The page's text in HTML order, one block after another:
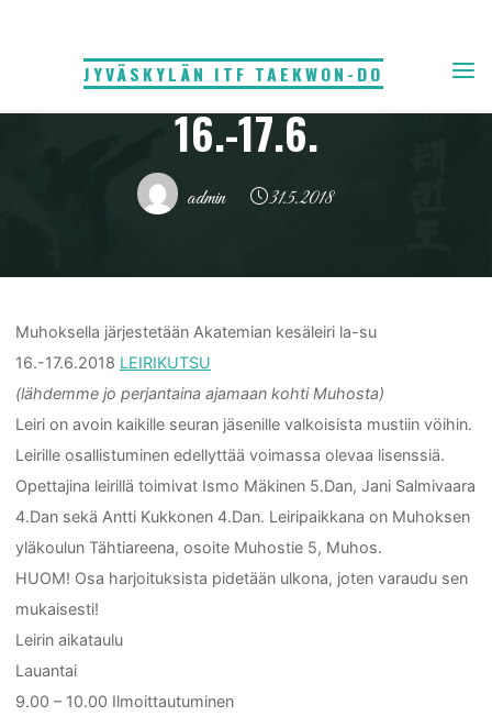
JYVÄSKYLÄN ITF TAEKWON-DO
MUHOKSEN KESÄLEIRI
16.-17.6.
admin 31.5.2018
Muhoksella järjestetään Akatemian kesäleiri la-su
16.-17.6.2018 LEIRIKUTSU
(lähdemme jo perjantaina ajamaan kohti Muhosta)
Leiri on avoin kaikille seuran jäsenille valkoisista mustiin vöihin.
Leirille osallistuminen edellyttää voimassa olevaa lisenssiä.
Opettajina leirillä toimivat Ismo Mäkinen 5.Dan, Jani Salmivaara
4.Dan sekä Antti Kukkonen 4.Dan. Leiripaikkana on Muhoksen
yläkoulun Tähtiareena, osoite Muhostie 5, Muhos.
HUOM! Osa harjoituksista pidetään ulkona, joten varaudu sen
mukaisesti!
Leirin aikataulu
Lauantai
9.00 – 10.00 Ilmoittautuminen